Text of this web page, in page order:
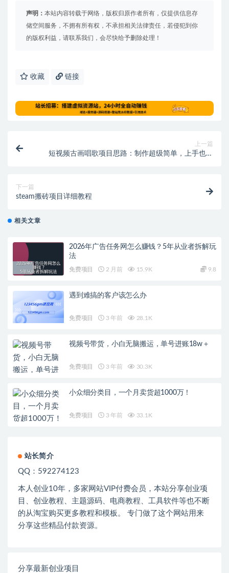
声明： 本站内容转载于网络，版权归原作者所有，仅提供信息存
储空间服务，不拥有所有权，不承担相关法律责任，若侵犯到你
的版权利益，请联系我们，会尽快给予删除处理！
收藏 链接
上一篇
短视频古画唱歌项目思路：制作超级简单，上手也很
下一篇
steam搬砖项目详细教程
相关文章
2026年广告任务网怎么赚钱？5年从业者拆解玩
法
免费项目 2 月前 15.9K 9.8
遇到难搞的客户该怎么办
免费项目 3 年前 28.1K
视频号带货，小白无脑搬运，单号进账18w＋
免费项目 3 年前 30.3K
小众细分类目，一个月卖货超1000万！
免费项目 3 年前 33.1K
站长简介
QQ：592274123
本人创业10年，多家网站VIP付费会员，本站分享创业项
目、创业教程、主题源码、电商教程、工具软件等也不断
的从淘宝购买更多教程和模板。 专门做了这个网站用来
分享这些精品付款资源。
分享最新创业项目